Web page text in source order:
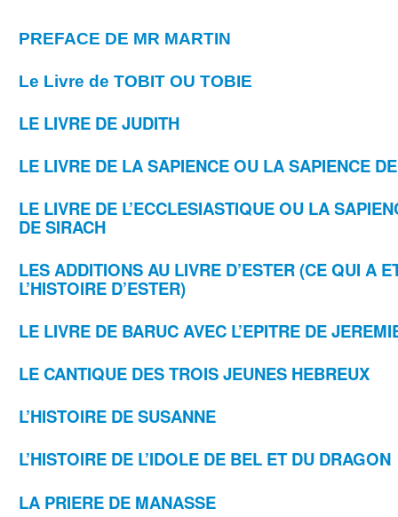
PREFACE DE MR MARTIN
Le Livre de TOBIT OU TOBIE
LE LIVRE DE JUDITH
LE LIVRE DE LA SAPIENCE OU LA SAPIENCE
LE LIVRE DE L’ECCLESIASTIQUE OU LA
DE SIRACH
LES ADDITIONS AU LIVRE D’ESTER (CE QUI A
L’HISTOIRE D’ESTER)
LE LIVRE DE BARUC AVEC L’EPITRE DE
LE CANTIQUE DES TROIS JEUNES HEBREUX
L’HISTOIRE DE SUSANNE
L’HISTOIRE DE L’IDOLE DE BEL ET DU DRAGON
LA PRIERE DE MANASSE